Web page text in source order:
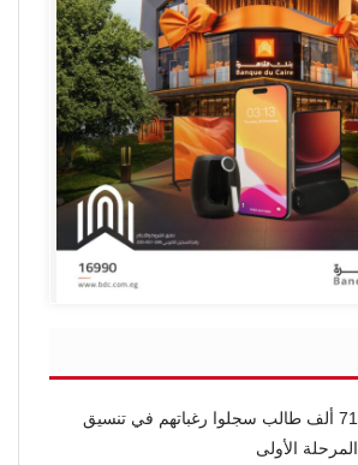
71 ألف طالب سجلوا رغباتهم في تنسيق
المرحلة الأولى